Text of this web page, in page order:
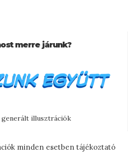
merre járunk?
generált illusztrációk
minden esetben tájékoztató